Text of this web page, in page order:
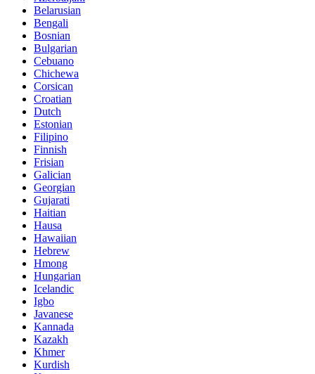
Belarusian
Bengali
Bosnian
Bulgarian
Cebuano
Chichewa
Corsican
Croatian
Dutch
Estonian
Filipino
Finnish
Frisian
Galician
Georgian
Gujarati
Haitian
Hausa
Hawaiian
Hebrew
Hmong
Hungarian
Icelandic
Igbo
Javanese
Kannada
Kazakh
Khmer
Kurdish